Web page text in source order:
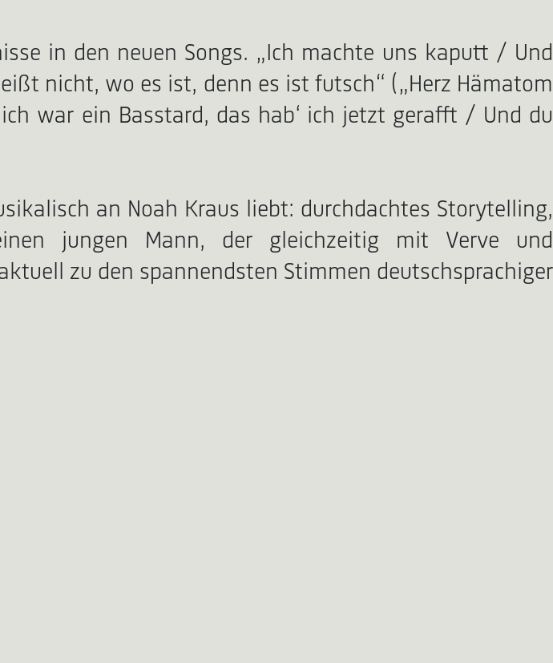
in den neuen Songs. „Ich machte uns kaputt / Und
nicht, wo es ist, denn es ist futsch“ („Herz Hämatom
war ein Basstard, das hab‘ ich jetzt gerafft / Und du
an Noah Kraus liebt: durchdachtes Storytelling,
jungen Mann, der gleichzeitig mit Verve und
zu den spannendsten Stimmen deutschsprachiger